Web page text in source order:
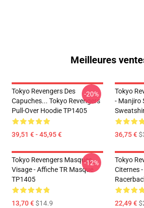
Meilleures
Tokyo Revengers Des
Capuches... Tokyo Revengers
Pull-Over Hoodie TP1405
39,51 € - 45,95 €
-20%
Tokyo
- Manjiro
36,75 €
Tokyo Revengers Masques
Visage - Affiche TR Masque
TP1405
13,70 €$14.9
-12%
Tokyo
Citernes
22,49 €